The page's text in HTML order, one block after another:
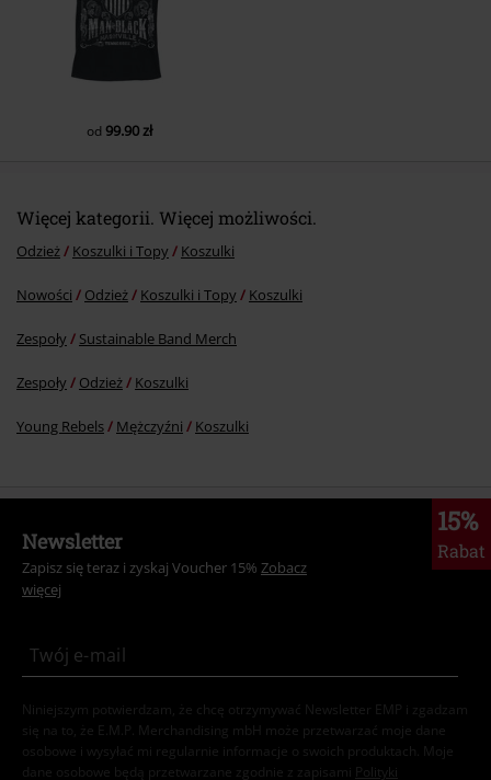
Prześlij komentarz
od 99.90 zł
Więcej kategorii. Więcej możliwości.
Odzież Koszulki i Topy Koszulki
Nowości Odzież Koszulki i Topy Koszulki
Zespoły Sustainable Band Merch
Zespoły Odzież Koszulki
Young Rebels Mężczyźni Koszulki
15%
Rabat
Newsletter
Zapisz się teraz i zyskaj Voucher 15% Zobacz
więcej
Niniejszym potwierdzam, że chcę otrzymywać Newsletter EMP i zgadzam
się na to, że E.M.P. Merchandising mbH może przetwarzać moje dane
osobowe i wysyłać mi regularnie informacje o swoich produktach. Moje
dane osobowe będą przetwarzane zgodnie z zapisami
Polityki